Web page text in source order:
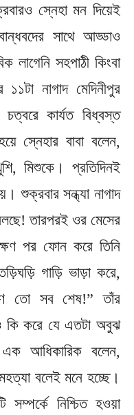
স্নেহা মন দিয়েই
সাথে আড্ডাও
সহপাঠী কিংবা
১১টা নাগাদ মেদিনীপুর
কার্যত বিধ্বস্ত
স্নেহার বাবা বলেন,
মিশুকে। প্রতিদিনই
শুক্রবার সন্ধ্যা নাগাদ
তারপরই ওর মেসের
পর ফোন করে তিনি
গাড়ি ভাড়া করে,
তো সব শেষ!” তাঁর
করে যে এতটা অবুঝ
আধিকারিক বলেন,
বলেই মনে হচ্ছে।
সম্পর্কে নিশ্চিত হওয়া